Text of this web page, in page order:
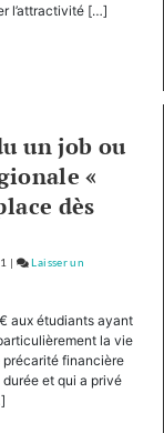
l’attractivité […]
un job ou
«
dès
|
Laisser un
aux étudiants ayant
la vie
précarité financière
et qui a privé